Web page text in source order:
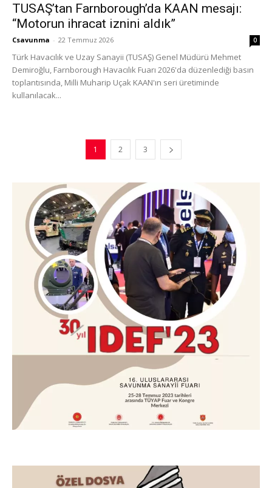
TUSAŞ’tan Farnborough’da KAAN mesajı:
“Motorun ihracat iznini aldık”
Csavunma - 22 Temmuz 2026 0
Türk Havacılık ve Uzay Sanayii (TUSAŞ) Genel Müdürü Mehmet
Demiroğlu, Farnborough Havacılık Fuarı 2026'da düzenlediği basın
toplantısında, Milli Muharip Uçak KAAN'ın seri üretiminde
kullanılacak...
1 2 3